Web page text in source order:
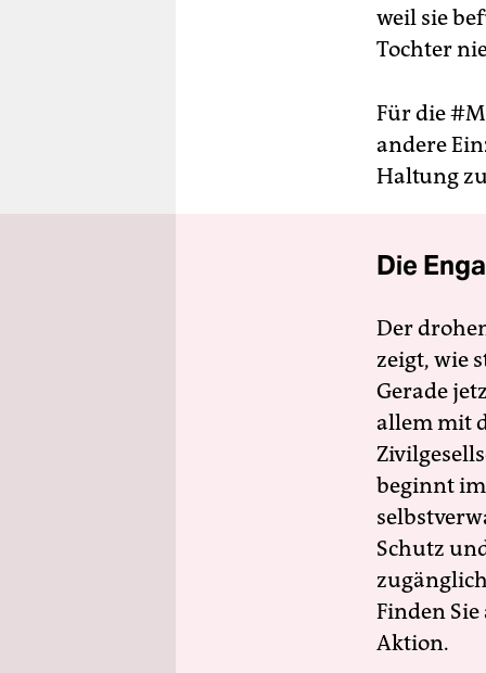
weil sie
Tochter
Für die
andere
Haltung
Die
Der
zeigt, wie
Gerade
allem mit
beginnt
Schutz
Finden
Aktion.